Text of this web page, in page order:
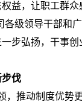
益，让职工群众
级领导干部和
步弘扬，干事
步伐
，推动制度优势